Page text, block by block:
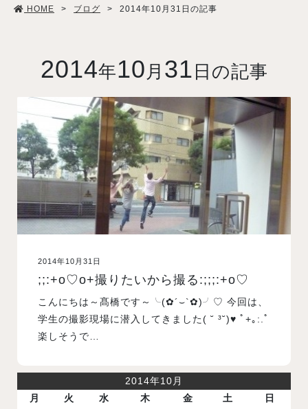
学生生活
就職・デビュー
入試案内
学校情報
オープンキャンパス
訪問者別メニュー
HOME > ブログ > 2014年10月31日の記事
2014年10 月 31 日の記事
2014年10月31日
;;:+o♡o+撮りたいから撮る:;;;:+o♡
こんにちは～髙橋です～╰(✿´⌣`✿)╯♡ 今回は、
学生の撮影現場に潜入してきました( ˘ ³˘)♥ ﾟ+｡:.ﾟ
楽しそうで…
2014年10月
月
火 水 木 金 土 日